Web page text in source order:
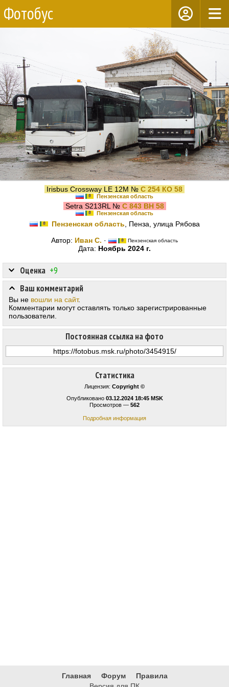
Фотобус
Irisbus Crossway LE 12M № С 254 КО 58
Пензенская область
Setra S213RL № С 843 ВН 58
Пензенская область
Пензенская область , Пенза, улица Рябова
Автор: Иван С. · Пензенская область
Дата: Ноябрь 2024 г.
Статистика
Лицензия: Copyright ©
Опубликовано 03.12.2024 18:45 MSK
Просмотров — 562
Подробная информация
Оценка +9
Постоянная ссылка на фото
Ваш комментарий
Вы не вошли на сайт.
Комментарии могут оставлять только зарегистрированные
пользователи.
Главная Форум
Правила